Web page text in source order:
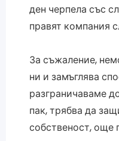
ден черпела със
правят компания
За съжаление,
ни и замъглява
разграничаваме
пак, трябва да
собственост, още